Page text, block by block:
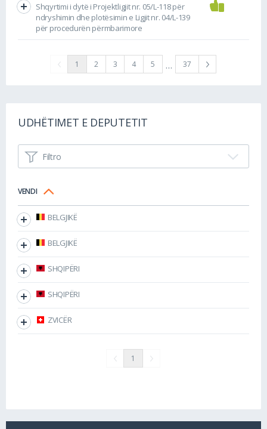
Shqyrtimi i dytë i Projektligjit nr. 05/L-118 për
ndryshimin dhe plotësimin e Ligjit nr. 04/L-139
për procedurën përmbarimore
1 2 3 4 5 … 37
UDHËTIMET E DEPUTETIT
Filtro
VENDI
BELGJIKË
BELGJIKË
SHQIPËRI
SHQIPËRI
ZVICËR
1